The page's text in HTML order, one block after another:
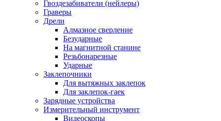
Гвоздезабиватели (нейлеры)
Граверы
Дрели
Алмазное сверление
Безударные
На магнитной станине
Резьбонарезные
Ударные
Заклепочники
Для вытяжных заклепок
Для заклепок-гаек
Зарядные устройства
Измерительный инструмент
Видеоскопы